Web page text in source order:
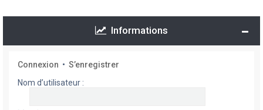
Informations
Connexion • S’enregistrer
Nom d’utilisateur :